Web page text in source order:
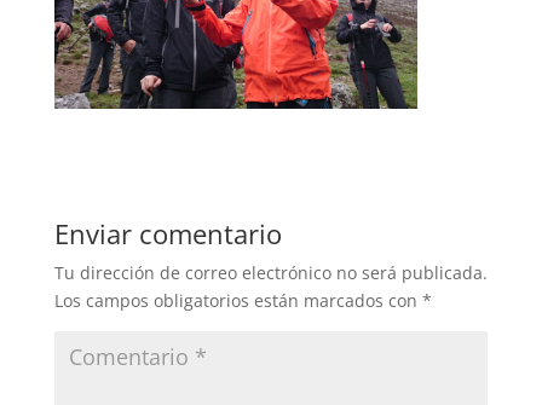
Enviar comentario
Tu dirección de correo electrónico no será publicada.
Los campos obligatorios están marcados con *